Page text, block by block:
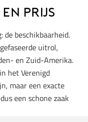
en prijs
beschikbaarheid.
uitrol,
en Zuid-Amerika.
het Verenigd
maar een exacte
een schone zaak